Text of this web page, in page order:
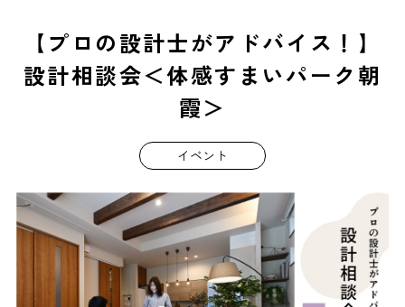
【プロの設計士がアドバイス！】
設計相談会＜体感すまいパーク朝
霞＞
イベント